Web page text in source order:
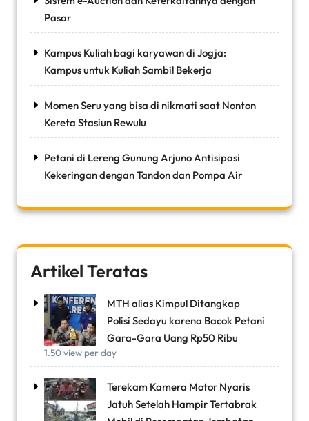
Pasar
Kampus Kuliah bagi karyawan di Jogja:
Kampus untuk Kuliah Sambil Bekerja
Momen Seru yang bisa di nikmati saat Nonton
Kereta Stasiun Rewulu
Petani di Lereng Gunung Arjuno Antisipasi
Kekeringan dengan Tandon dan Pompa Air
Artikel Teratas
MTH alias Kimpul Ditangkap
Polisi Sedayu karena Bacok Petani
Gara-Gara Uang Rp50 Ribu
1.50 view per day
Terekam Kamera Motor Nyaris
Jatuh Setelah Hampir Tertabrak